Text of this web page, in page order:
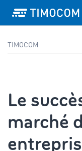
TIMOCOM
Le
marché